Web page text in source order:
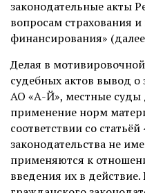
законодательные акты
вопросам страхования
финансирования»
Делая в
судебных актов вывод о
АО «А-Й», местные суды
применение норм
соответствии со
законодательства не
применяются к
введения их в